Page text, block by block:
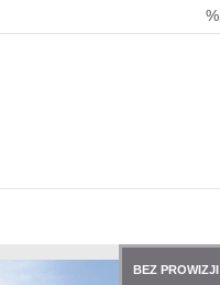
%
BEZ PROWIZJI